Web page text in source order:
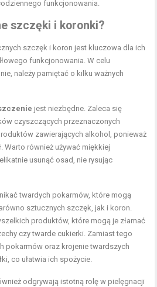
funkcjonowania.
szczęki i koronki?
szczęk i koron jest kluczowa dla ich
funkcjonowania. W celu
należy pamiętać o kilku ważnych
jest niezbędne. Zaleca się
czyszczących przeznaczonych
zawierających alkohol, ponieważ
Warto również używać miękkiej
usunąć osad, nie rysując
twardych pokarmów, które mogą
sztucznych szczęk, jak i koron.
produktów, które mogą je złamać
czy twarde cukierki. Zamiast tego
pokarmów oraz krojenie twardszych
co ułatwia ich spożycie.
odgrywają istotną rolę w pielęgnacji